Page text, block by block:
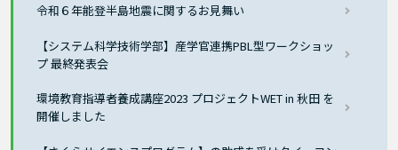
令和６年能登半島地震に関するお見舞い
【システム科学技術学部】産学官連携PBL型ワークショッ
プ 最終発表会
環境教育指導者養成講座2023 プロジェクトWET in 秋田 を
開催しました